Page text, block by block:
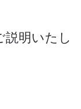
説明いたし